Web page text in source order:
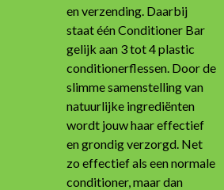
en verzending. Daarbij
staat één Conditioner Bar
gelijk aan 3 tot 4 plastic
conditionerflessen. Door de
slimme samenstelling van
natuurlijke ingrediënten
wordt jouw haar effectief
en grondig verzorgd. Net
zo effectief als een normale
conditioner, maar dan